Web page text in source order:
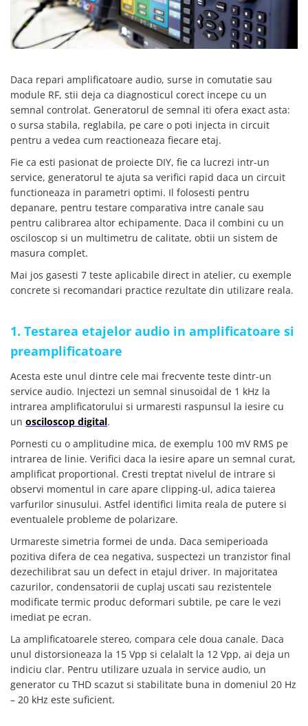
Seturi de Surubelnite
Cuttere
Foarfeca Electrician
Chei Fixe
Chei Reglabile
Chei Combinate
Chei Inelare cu Cot
Rulete
Nivele cu bula
Truse de Scule
Scule Electrice
Unelte Multifunctionale
Surubelnite Electrice
Masini de Gaurit si Insurubat
Burghie pentru Metal
Genti pentru Scule si Unelte
Unelte pentru Electronica
Aparate de Sudura in Puncte
Microscoape Digitale
Osciloscoape Digitale
Generatoare de Semnal
Surse de Laborator
Statii de Lipit
Letcon
Accesorii pentru Lipit
Surubelnite de Precizie
Clesti de Precizie
Kituri Electronice
Placi de Dezvoltare
Placi de Expansiune
Module Electronice
Senzori Electronici
Componente Electronice
SCHRACK TECHNIK
SAMSUNG
SUNKKO
SUPERFIRE
SONOFF
TERMOPASTY
TOPDON
TAXNELE
TENPOWER
VICTOR
VETO PRO PAC
WEICON
WERA
WAIT TOOLS
WEEEMAKE
YATO
ZUBR
Daca repari amplificatoare audio, surse in comutatie sau
module RF, stii deja ca diagnosticul corect incepe cu un
semnal controlat. Generatorul de semnal iti ofera exact asta:
o sursa stabila, reglabila, pe care o poti injecta in circuit
pentru a vedea cum reactioneaza fiecare etaj.
Fie ca esti pasionat de proiecte DIY, fie ca lucrezi intr-un
service, generatorul te ajuta sa verifici rapid daca un circuit
functioneaza in parametri optimi. Il folosesti pentru
depanare, pentru testare comparativa intre canale sau
pentru calibrarea altor echipamente. Daca il combini cu un
osciloscop si un multimetru de calitate, obtii un sistem de
masura complet.
Mai jos gasesti 7 teste aplicabile direct in atelier, cu exemple
concrete si recomandari practice rezultate din utilizare reala.
1. Testarea etajelor audio in amplificatoare si
preamplificatoare
Acesta este unul dintre cele mai frecvente teste dintr-un
service audio. Injectezi un semnal sinusoidal de 1 kHz la
intrarea amplificatorului si urmaresti raspunsul la iesire cu
un osciloscop digital.
Pornesti cu o amplitudine mica, de exemplu 100 mV RMS pe
intrarea de linie. Verifici daca la iesire apare un semnal curat,
amplificat proportional. Cresti treptat nivelul de intrare si
observi momentul in care apare clipping-ul, adica taierea
varfurilor sinusului. Astfel identifici limita reala de putere si
eventualele probleme de polarizare.
Urmareste simetria formei de unda. Daca semiperioada
pozitiva difera de cea negativa, suspectezi un tranzistor final
dezechilibrat sau un defect in etajul driver. In majoritatea
cazurilor, condensatorii de cuplaj uscati sau rezistentele
modificate termic produc deformari subtile, pe care le vezi
imediat pe ecran.
La amplificatoarele stereo, compara cele doua canale. Daca
unul distorsioneaza la 15 Vpp si celalalt la 12 Vpp, ai deja un
indiciu clar. Pentru utilizare uzuala in service audio, un
generator cu THD scazut si stabilitate buna in domeniul 20 Hz
– 20 kHz este suficient.